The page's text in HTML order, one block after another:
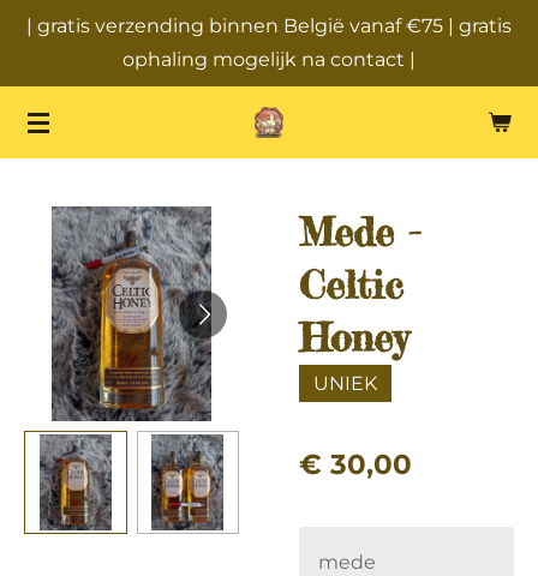
de
hoofdinhoud
| gratis verzending binnen België vanaf €75 | gratis
ophaling mogelijk na contact |
Mede -
Celtic
Honey
UNIEK
€ 30,00
mede